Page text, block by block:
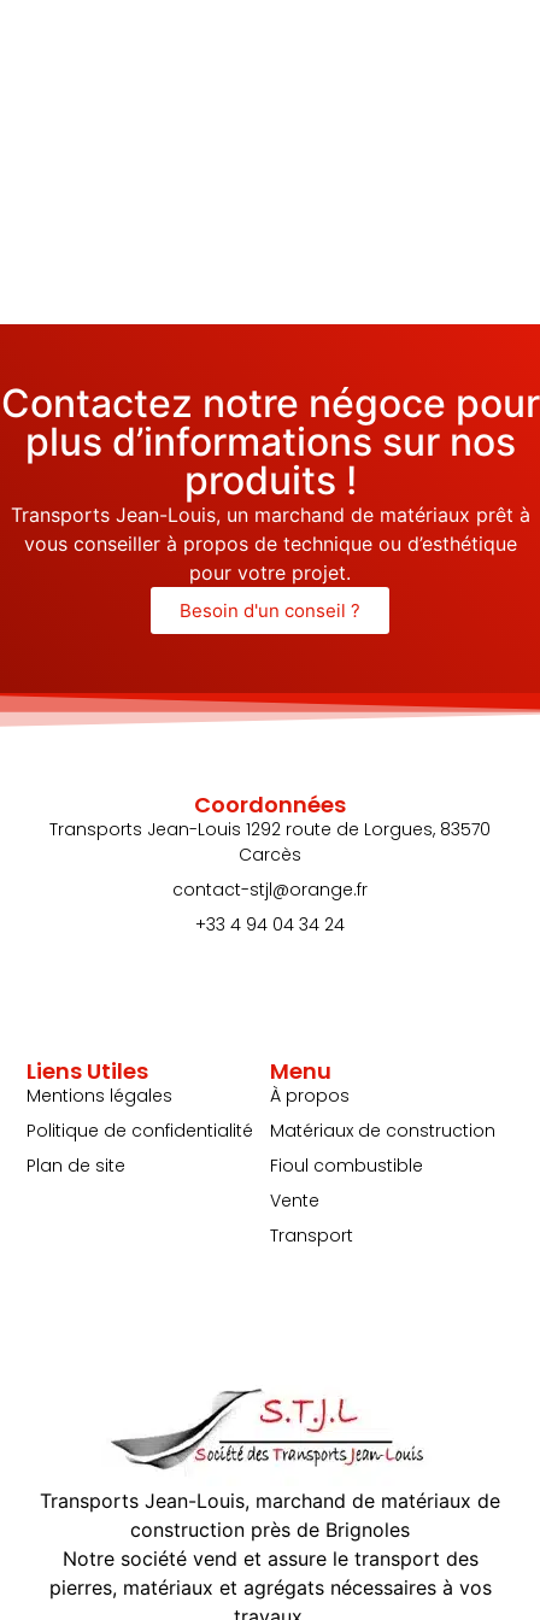
Contactez notre négoce pour
plus d’informations sur nos
produits !
Transports Jean-Louis, un marchand de matériaux prêt à
vous conseiller à propos de technique ou d’esthétique
pour votre projet.
Besoin d'un conseil ?
Transports Jean-Louis, marchand de matériaux de
construction près de Brignoles
Notre société vend et assure le transport des
pierres, matériaux et agrégats nécessaires à vos
Menu
À propos
Matériaux de construction
Fioul combustible
Vente
Transport
Liens Utiles
Mentions légales
Politique de confidentialité
Plan de site
Coordonnées
Transports Jean-Louis 1292 route de Lorgues, 83570
Carcès
contact-stjl@orange.fr
+33 4 94 04 34 24